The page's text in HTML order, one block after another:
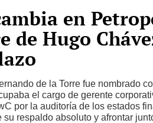
en
de Hugo
de la Torre fue nombrado
el cargo de gerente
por la auditoría de los estados
su respaldo absoluto y afrontar